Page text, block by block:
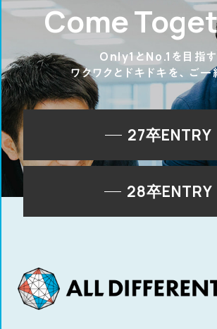
Come
Only1とNo.1を目指
ワクワクとドキドキを、ご一
27卒ENTRY
28卒ENTRY